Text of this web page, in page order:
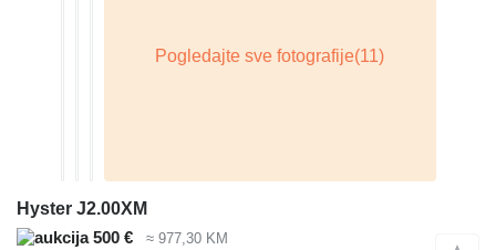
Hyster J2.00XM
500 €
≈ 977,30 KM